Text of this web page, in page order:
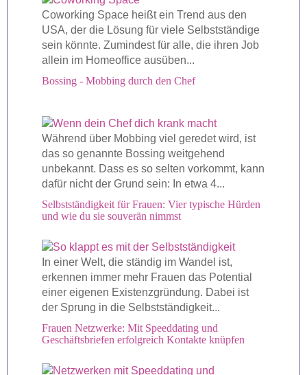
Coworking Space heißt ein Trend aus den
USA, der die Lösung für viele Selbstständige
sein könnte. Zumindest für alle, die ihren Job
allein im Homeoffice ausüben...
Bossing - Mobbing durch den Chef
Während über Mobbing viel geredet wird, ist
das so genannte Bossing weitgehend
unbekannt. Dass es so selten vorkommt, kann
dafür nicht der Grund sein: In etwa 4...
Selbstständigkeit für Frauen: Vier typische Hürden
und wie du sie souverän nimmst
In einer Welt, die ständig im Wandel ist,
erkennen immer mehr Frauen das Potential
einer eigenen Existenzgründung. Dabei ist
der Sprung in die Selbstständigkeit...
Frauen Netzwerke: Mit Speeddating und
Geschäftsbriefen erfolgreich Kontakte knüpfen